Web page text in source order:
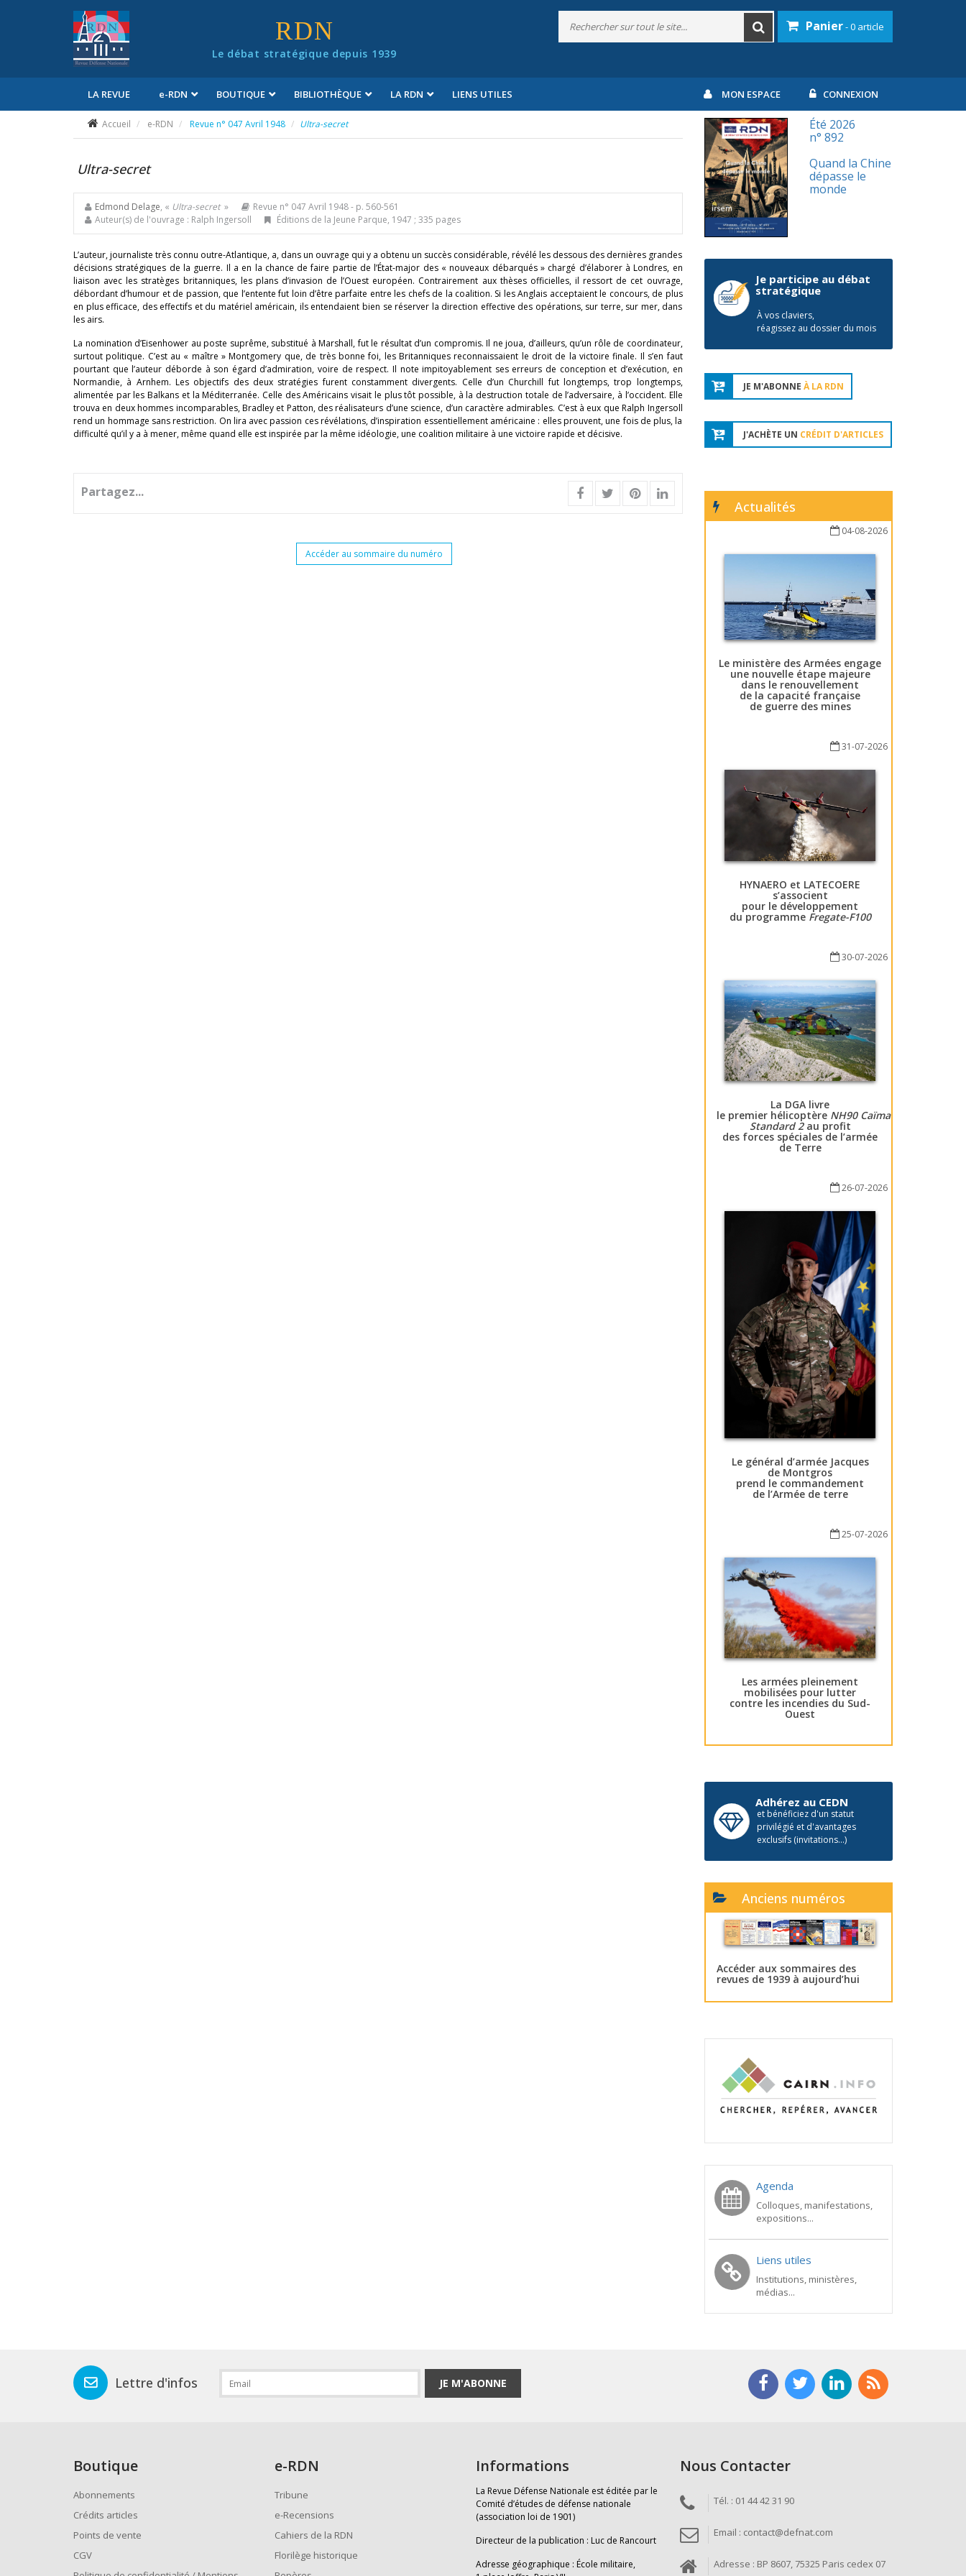
RDN
Le débat stratégique depuis 1939
Panier- 0 article
LA REVUE e-RDN BOUTIQUE BIBLIOTHÈQUE LA RDN LIENS UTILES MON ESPACE CONNEXION
Accueil e-RDN Revue n° 047 Avril 1948 Ultra-secret
Ultra-secret
Edmond Delage, « Ultra-secret» Revue n° 047 Avril 1948- p. 560-561
Auteur(s) de l'ouvrage : Ralph Ingersoll
Éditions de la Jeune Parque, 1947 ; 335 pages
L’auteur, journaliste très connu outre-Atlantique, a, dans un ouvrage qui y a obtenu un succès considérable, révélé les dessous des dernières grandes
décisions stratégiques de la guerre. Il a en la chance de faire partie de l’État-major des « nouveaux débarqués » chargé d’élaborer à Londres, en
liaison avec les stratèges britanniques, les plans d’invasion de l’Ouest européen. Contrairement aux thèses officielles, il ressort de cet ouvrage,
débordant d’humour et de passion, que l’entente fut loin d’être parfaite entre les chefs de la coalition. Si les Anglais acceptaient le concours, de plus
en plus efficace, des effectifs et du matériel américain, ils entendaient bien se réserver la direction effective des opérations, sur terre, sur mer, dans
les airs.
La nomination d’Eisenhower au poste suprême, substitué à Marshall, fut le résultat d’un compromis. Il ne joua, d’ailleurs, qu’un rôle de coordinateur,
surtout politique. C’est au « maître » Montgomery que, de très bonne foi, les Britanniques reconnaissaient le droit de la victoire finale. Il s’en faut
pourtant que l’auteur déborde à son égard d’admiration, voire de respect. Il note impitoyablement ses erreurs de conception et d’exécution, en
Normandie, à Arnhem. Les objectifs des deux stratégies furent constamment divergents. Celle d’un Churchill fut longtemps, trop longtemps,
alimentée par les Balkans et la Méditerranée. Celle des Américains visait le plus tôt possible, à la destruction totale de l’adversaire, à l’occident. Elle
trouva en deux hommes incomparables, Bradley et Patton, des réalisateurs d’une science, d’un caractère admirables. C’est à eux que Ralph Ingersoll
rend un hommage sans restriction. On lira avec passion ces révélations, d’inspiration essentiellement américaine : elles prouvent, une fois de plus, la
difficulté qu’il y a à mener, même quand elle est inspirée par la même idéologie, une coalition militaire à une victoire rapide et décisive.
Partagez...
Accéder au sommaire du numéro
Été 2026
n° 892
Quand la Chine
dépasse le
monde
Je participe au débat
stratégique
À vos claviers,
réagissez au dossier du mois
JE M'ABONNE À LA RDN
J'ACHÈTE UN CRÉDIT D'ARTICLES
Actualités
04-08-2026
Le ministère des Armées engage
une nouvelle étape majeure
dans le renouvellement
de la capacité française
de guerre des mines
31-07-2026
HYNAERO et LATECOERE
s’associent
pour le développement
du programme Fregate-F100
30-07-2026
La DGA livre
le premier hélicoptère NH90 Caïman
Standard 2au profit
des forces spéciales de l’armée
de Terre
26-07-2026
Le général d’armée Jacques
de Montgros
prend le commandement
de l’Armée de terre
25-07-2026
Les armées pleinement
mobilisées pour lutter
contre les incendies du Sud-
Ouest
Adhérez au CEDN
et bénéficiez d'un statut
privilégié et d'avantages
exclusifs (invitations...)
Anciens numéros
Accéder aux sommaires des
revues de 1939 à aujourd’hui
Agenda
Colloques, manifestations,
expositions...
Liens utiles
Institutions, ministères,
médias...
Lettre d'infos JE M'ABONNE
Boutique
Abonnements
Crédits articles
Points de vente
CGV
e-RDN
Tribune
e-Recensions
Cahiers de la RDN
Florilège historique
Informations
La Revue Défense Nationale est éditée par le
Comité d’études de défense nationale
(association loi de 1901)
Directeur de la publication : Luc de Rancourt
Adresse géographique : École militaire,
Nous Contacter
Tél. : 01 44 42 31 90
Email : contact@defnat.com
Adresse : BP 8607, 75325 Paris cedex 07